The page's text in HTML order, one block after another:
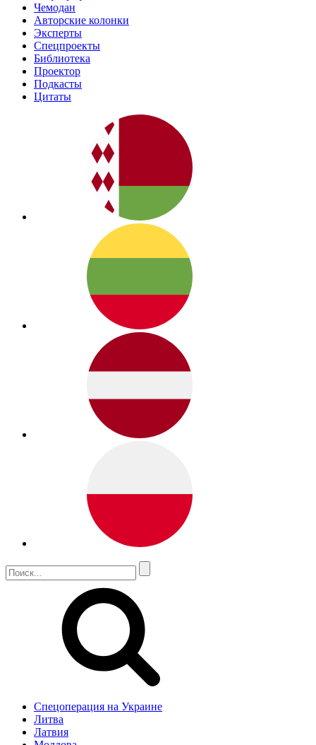
Чемодан
Авторские колонки
Эксперты
Спецпроекты
Библиотека
Проектор
Подкасты
Цитаты
Спецоперация на Украине
Литва
Латвия